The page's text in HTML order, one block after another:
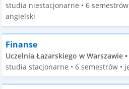
studia niestacjonarne • 6 semestrów
angielski
Finanse
Uczelnia Łazarskiego w Warszawie
studia stacjonarne • 6 semestrów •